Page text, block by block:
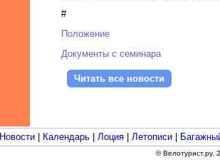
#
Положение
Документы с семинара
Читать все новости
Новости| Календарь| Лоция| Летописи|
© Велотурист.ру,